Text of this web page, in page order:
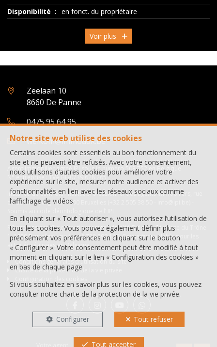
Disponibilité
en fonct. du propriétaire
Voir plus
Notre site web utilise des cookies
Certains cookies sont essentiels au bon fonctionnement du
site et ne peuvent être refusés. Avec votre consentement,
nous utilisons d’autres cookies pour améliorer votre
expérience sur le site, mesurer notre audience et activer des
fonctionnalités en lien avec les réseaux sociaux comme
l’affichage de vidéos.
En cliquant sur « Tout autoriser », vous autorisez l’utilisation de
tous les cookies. Vous pouvez également définir plus
précisément vos préférences en cliquant sur le bouton
« Configurer ». Votre consentement peut être modifié à tout
moment en cliquant sur le lien « Configuration des cookies »
en bas de chaque page.
Si vous souhaitez en savoir plus sur les cookies, vous pouvez
consulter notre charte de la protection de la vie privée.
Configurer Tout refuser
Tout accepter
Zeelaan 10
8660 De Panne
0475 95 64 95
welkom@immoadk.be
Agent immobilier agréé IPI sous le numéro 503.752 en Belgique
N° entreprise : TVA BE-0739 628 265
Instance de contrôle: Institut professionnel des agents immobiliers, rue
du Luxembourg 16B, 1000 Bruxelles (+32 2 505 38 50 - info@ipi.be) -
RC professionnelle et cautionnement via AXA Belgium SA, Place du Trône
1, 1000 Bruxelles – police n° 730.390.160. Couverture valable pour les
activités réalisées en Belgique
Conditions générales d'utilisation du site
Charte de la protection de la vie privée